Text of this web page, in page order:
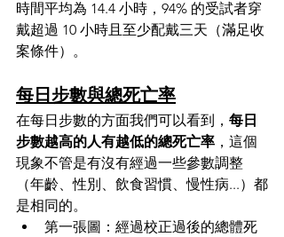
時間平均為 14.4 小時，94% 的受試者穿
戴超過 10 小時且至少配戴三天（滿足收
案條件）。
每日步數與總死亡率
在每日步數的方面我們可以看到， 每日
步數越高的人有越低的總死亡率 ，這個
現象不管是有沒有經過一些參數調整
（年齡、性別、飲食習慣、慢性病...）都
是相同的。
第一張圖：經過校正過後的總體死